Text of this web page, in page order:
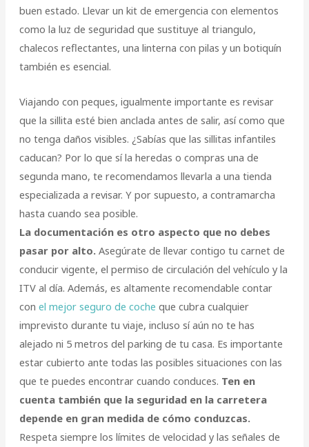
buen estado. Llevar un kit de emergencia con elementos
como la luz de seguridad que sustituye al triangulo,
chalecos reflectantes, una linterna con pilas y un botiquín
también es esencial.
Viajando con peques, igualmente importante es revisar
que la sillita esté bien anclada antes de salir, así como que
no tenga daños visibles. ¿Sabías que las sillitas infantiles
caducan? Por lo que sí la heredas o compras una de
segunda mano, te recomendamos llevarla a una tienda
especializada a revisar. Y por supuesto, a contramarcha
hasta cuando sea posible.
La documentación es otro aspecto que no debes
pasar por alto. Asegúrate de llevar contigo tu carnet de
conducir vigente, el permiso de circulación del vehículo y la
ITV al día. Además, es altamente recomendable contar
con el mejor seguro de coche que cubra cualquier
imprevisto durante tu viaje, incluso sí aún no te has
alejado ni 5 metros del parking de tu casa. Es importante
estar cubierto ante todas las posibles situaciones con las
que te puedes encontrar cuando conduces. Ten en
cuenta también que la seguridad en la carretera
depende en gran medida de cómo conduzcas.
Respeta siempre los límites de velocidad y las señales de